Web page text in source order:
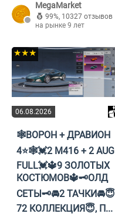
MegaMarket
99%, 10327 отзывов
на рынке 9 лет
06.08.2026
★★★
🕸ВОРОН + ДРАВИОН
4⭐️🕸💓2 M416 + 2 AUG
FULL💓🔱9 ЗОЛОТЫХ
КОСТЮМОВ🔱🗝️ОЛД
СЕТЫ🗝️🚘2 ТАЧКИ🚘😇
72 КОЛЛЕКЦИЯ😇, П...